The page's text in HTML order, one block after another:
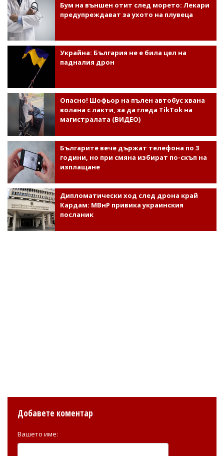
Бум на външен отит след морето: Лекари
предупреждават за ухото на плувеца
Украйна: България не е била цел на
падналия дрон
Опасно! Шофьор на пълен автобус хвана
волана с лакти, за да гледа TikTok на
магистралата (ВИДЕО)
Българите вече държат телефона по 3
години, но при смяна избират по-скъп на
изплащане
Дипломатически ход след дрона край
Кардам: МВнР привика украинския
посланик
Добавете коментар
Вашето име: